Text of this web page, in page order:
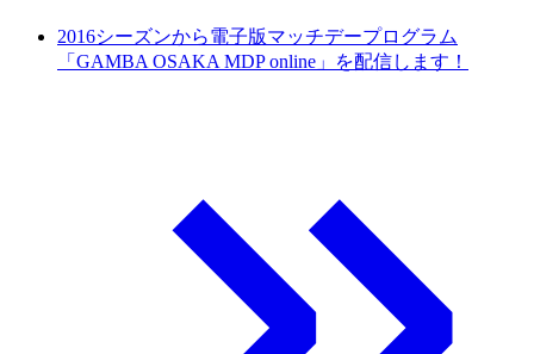
2016シーズンから電子版マッチデープログラム
「GAMBA OSAKA MDP online」を配信します！